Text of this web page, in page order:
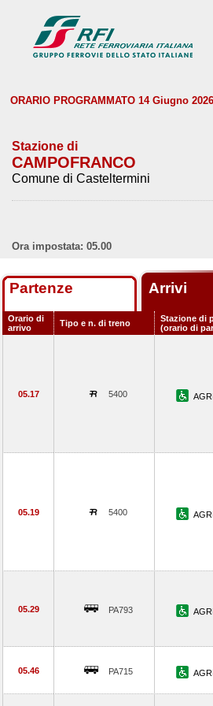
ORARIO PROGRAMMATO 14 Giugno
Stazione di
CAMPOFRANCO
Comune di Casteltermini
Ora impostata: 05.00
Partenze Arrivi
Orario di
arrivo
Tipo e n. di treno
Stazione di
(orario di
05.17 5400
05.19 5400
05.29 PA793
05.46 PA715